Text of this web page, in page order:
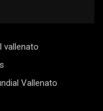
vallenato
Vallenato